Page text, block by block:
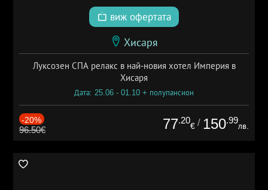
виж офертата
Хисаря
Луксозен СПА релакс в най-новия хотел Империя в
Хисаря
Дата: 25.06 - 01.10 + полупансион
-20%
96.50€ 77.20
€ / 150.99
лв.